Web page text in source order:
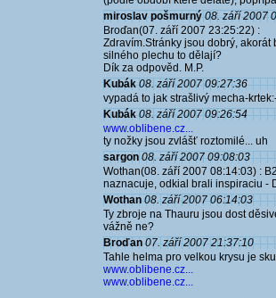
miroslav pošmurný 08. září 2007
Broďan(07. září 2007 23:25:22) :
Zdravím.Stránky jsou dobrý,
silného plechu to dělají?
Dík za odpověd. M.P.
Kubák 08. září 2007 09:27:36
vypadá to jak strašlivý mecha-
Kubák 08. září 2007 09:26:54
www.oblibene.cz...
ty nožky jsou zvlášť roztomilé... uh
sargon 08. září 2007 09:08:03
Wothan(08. září 2007 08:14:03) :
naznacuje, odkial brali inspiraciu -
Wothan 08. září 2007 06:14:03
Ty zbroje na Thauru jsou dost
vážně ne?
Broďan 07. září 2007 21:37:10
Tahle helma pro velkou krysu je
www.oblibene.cz...
www.oblibene.cz...